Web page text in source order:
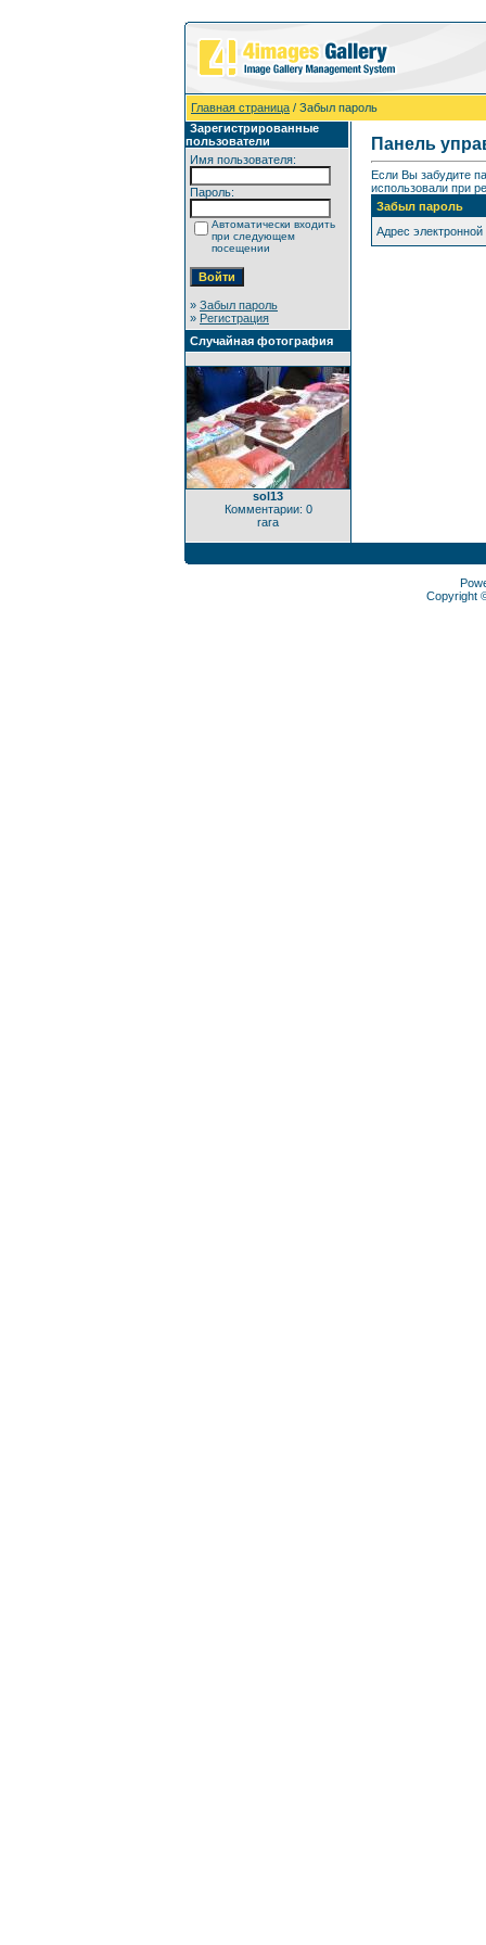
Главная страница / Забыл пароль
Зарегистрированные
пользователи
Имя пользователя:
Пароль:
Автоматически входить
при следующем
посещении
» Забыл пароль
» Регистрация
Случайная фотография
sol13
Комментарии: 0
rara
Панель
Если Вы забудите
использовали при
Забыл пароль
Адрес
Copyright